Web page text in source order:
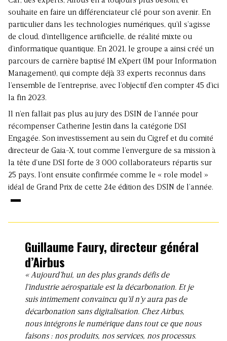
souhaite en faire un différenciateur clé pour son avenir. En
particulier dans les technologies numériques, qu’il s’agisse
de cloud, d’intelligence artificielle, de réalité mixte ou
d’informatique quantique. En 2021, le groupe a ainsi créé un
parcours de carrière baptisé IM eXpert (IM pour Information
Management), qui compte déjà 33 experts reconnus dans
l’ensemble de l’entreprise, avec l’objectif d’en compter 45 d’ici
la fin 2023.
Il n’en fallait pas plus au jury des DSIN de l’année pour
récompenser Catherine Jestin dans la catégorie DSI
Engagée. Son investissement au sein du Cigref et du comité
directeur de Gaia-X, tout comme l’envergure de sa mission à
la tête d’une DSI forte de 3 000 collaborateurs répartis sur
25 pays, l’ont ensuite confirmée comme le « role model »
idéal de Grand Prix de cette 24e édition des DSIN de l’année.
Guillaume Faury, directeur général
d’Airbus
« Aujourd’hui, un des plus grands défis de
l’industrie aérospatiale est la décarbonation. Et je
suis intimement convaincu qu’il n’y aura pas de
décarbonation sans digitalisation. Chez Airbus,
nous intégrons le numérique dans tout ce que nous
faisons : nos produits, nos services, nos processus.